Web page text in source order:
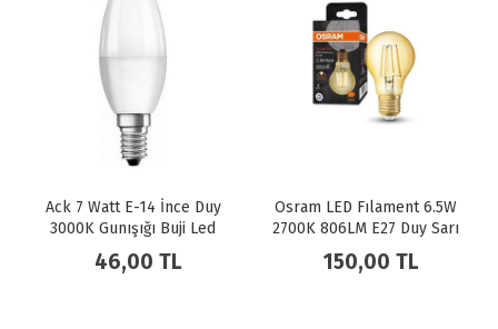
Ack 7 Watt E-14 İnce Duy
3000K Gunışığı Buji Led
Ampul
46,00 TL
Osram LED Fılament 6.5W
2700K 806LM E27 Duy Sarı
Işık Ampul Dim Edilebilir /
4099854394294
150,00 TL